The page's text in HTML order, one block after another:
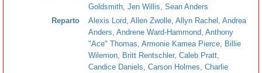
Goldsmith Jen Willis Sean Anders
Reparto
Alexis Lord Allen Zwolle Allyn Rachel
Andrea
Anders Andrene Ward-Hammond Anthony
"Ace" Thomas Armonie Kamea Pierce
Billie
Wilemon
Britt Rentschler, Caleb Pratt
Candice Daniels Carson Holmes Charlie